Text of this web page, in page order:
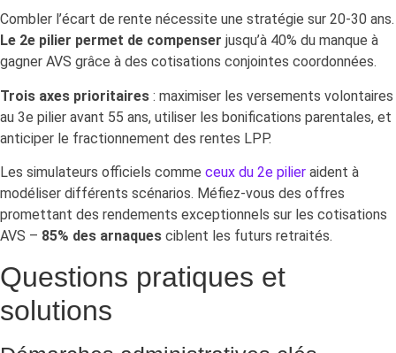
Combler l’écart de rente nécessite une stratégie sur 20-30 ans.
Le 2e pilier permet de compenser jusqu’à 40% du manque à
gagner AVS grâce à des cotisations conjointes coordonnées.
Trois axes prioritaires : maximiser les versements volontaires
au 3e pilier avant 55 ans, utiliser les bonifications parentales, et
anticiper le fractionnement des rentes LPP.
Les simulateurs officiels comme ceux du 2e pilier aident à
modéliser différents scénarios. Méfiez-vous des offres
promettant des rendements exceptionnels sur les cotisations
AVS – 85% des arnaques ciblent les futurs retraités.
Questions pratiques et
solutions